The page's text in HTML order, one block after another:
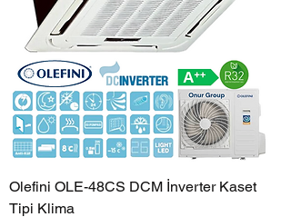
Olefini OLE-48CS DCM İnverter Kaset
Tipi Klima